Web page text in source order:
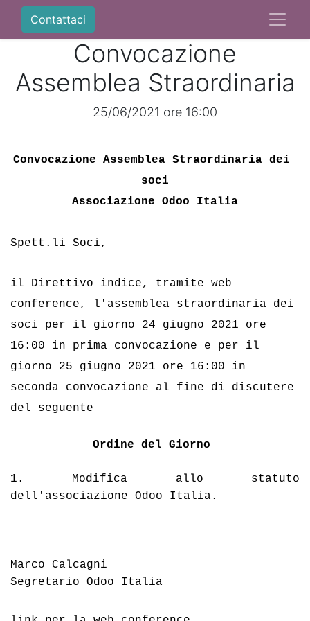
Contattaci
Convocazione
Assemblea Straordinaria
25/06/2021 ore 16:00
Convocazione Assemblea Straordinaria dei
soci
Associazione Odoo Italia
Spett.li Soci,
il Direttivo indice, tramite web
conference, l'assemblea straordinaria dei
soci per il giorno 24 giugno 2021 ore
16:00 in prima convocazione e per il
giorno 25 giugno 2021 ore 16:00 in
del seguente
Ordine del Giorno
1. Modifica allo statuto
dell'associazione Odoo Italia.
Marco Calcagni
Segretario Odoo Italia